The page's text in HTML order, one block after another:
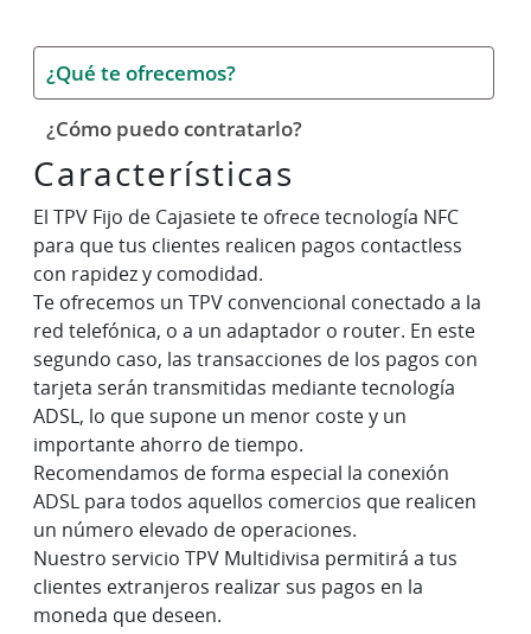
¿Qué te ofrecemos?
¿Cómo puedo contratarlo?
Características
El TPV Fijo de Cajasiete te ofrece tecnología NFC
para que tus clientes realicen pagos contactless
con rapidez y comodidad.
Te ofrecemos un TPV convencional conectado a la
red telefónica, o a un adaptador o router. En este
segundo caso, las transacciones de los pagos con
tarjeta serán transmitidas mediante tecnología
ADSL, lo que supone un menor coste y un
importante ahorro de tiempo.
Recomendamos de forma especial la conexión
ADSL para todos aquellos comercios que realicen
un número elevado de operaciones.
Nuestro servicio TPV Multidivisa permitirá a tus
clientes extranjeros realizar sus pagos en la
moneda que deseen.